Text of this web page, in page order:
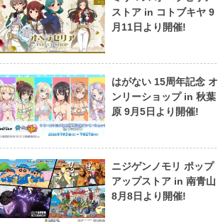
ストア in コトブキヤ 9
月11日より開催!
はがない 15周年記念 オ
ンリーショップ in 秋葉
原 9月5日より開催!
ニジゲンノモリ ポップ
アップストア in 南青山
8月8日より開催!